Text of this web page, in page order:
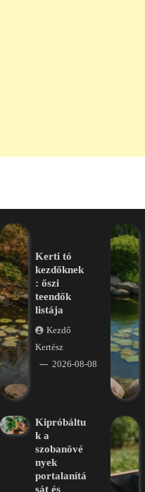
Kerti tó
kezdőknek
: őszi
teendők
listája
Kezdő
Kertész
2026-08-08
Kipróbáltu
k a
szobanövé
nyek
portalanítá
sát és